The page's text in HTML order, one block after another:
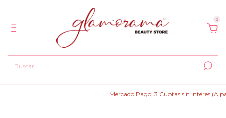
0
Mercado Pago: 3 Cuotas sin interes (A